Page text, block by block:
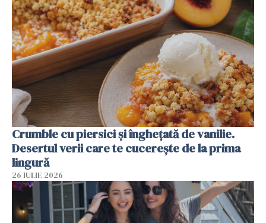
Crumble cu piersici și înghețată de vanilie.
Desertul verii care te cucerește de la prima
lingură
26 IULIE 2026